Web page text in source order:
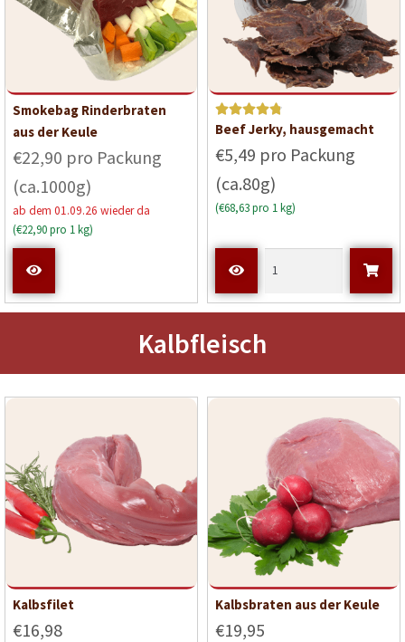
Smokebag Rinderbraten
aus der Keule
€22,90 pro Packung
(ca.1000g)
ab dem 01.09.26 wieder da
(€22,90 pro 1 kg)
Bewerte
4.83 von
5
Beef Jerky, hausgemacht
€5,49 pro Packung
(ca.80g)
(€68,63 pro 1 kg)
Kalbfleisch
Kalbsfilet
€16,98
Kalbsbraten aus der Keule
€19,95